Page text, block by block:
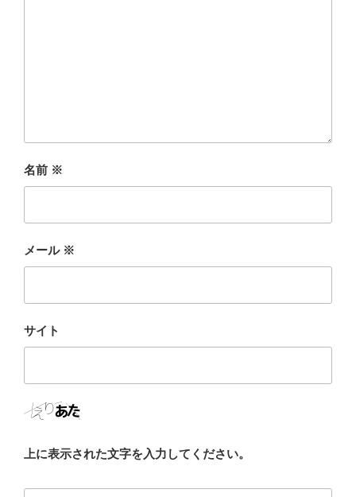
名前 ※
メール ※
サイト
上に表示された文字を入力してください。